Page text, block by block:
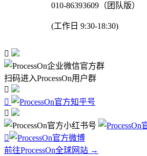
010-86393609（团队版）
(工作日 9:30-18:30)

扫码进入ProcessOn用户群




前往ProcessOn全球网站 →